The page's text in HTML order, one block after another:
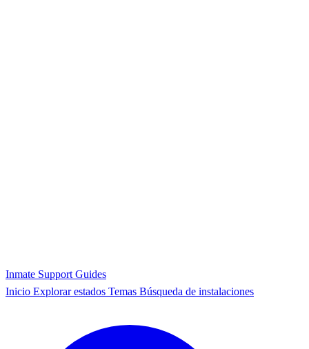
Inmate Support Guides
Inicio Explorar estados Temas Búsqueda de instalaciones